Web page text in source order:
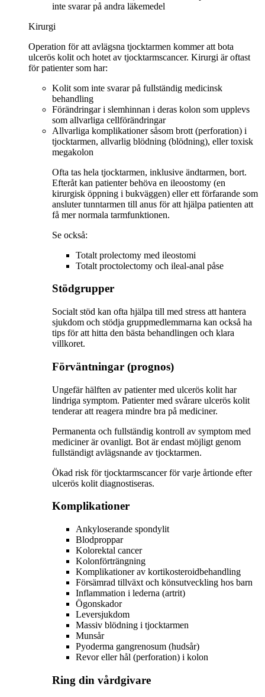
inte svarar på andra läkemedel
Kirurgi
Operation för att avlägsna tjocktarmen kommer att bota
ulcerös kolit och hotet av tjocktarmscancer. Kirurgi är oftast
för patienter som har:
Kolit som inte svarar på fullständig medicinsk
behandling
Förändringar i slemhinnan i deras kolon som upplevs
som allvarliga cellförändringar
Allvarliga komplikationer såsom brott (perforation) i
tjocktarmen, allvarlig blödning (blödning), eller toxisk
megakolon
Ofta tas hela tjocktarmen, inklusive ändtarmen, bort.
Efteråt kan patienter behöva en ileoostomy (en
kirurgisk öppning i bukväggen) eller ett förfarande som
ansluter tunntarmen till anus för att hjälpa patienten att
få mer normala tarmfunktionen.
Se också:
Totalt prolectomy med ileostomi
Totalt proctolectomy och ileal-anal påse
Stödgrupper
Socialt stöd kan ofta hjälpa till med stress att hantera
sjukdom och stödja gruppmedlemmarna kan också ha
tips för att hitta den bästa behandlingen och klara
villkoret.
Förväntningar (prognos)
Ungefär hälften av patienter med ulcerös kolit har
lindriga symptom. Patienter med svårare ulcerös kolit
tenderar att reagera mindre bra på mediciner.
Permanenta och fullständig kontroll av symptom med
mediciner är ovanligt. Bot är endast möjligt genom
fullständigt avlägsnande av tjocktarmen.
Ökad risk för tjocktarmscancer för varje årtionde efter
ulcerös kolit diagnostiseras.
Komplikationer
Ankyloserande spondylit
Blodproppar
Kolorektal cancer
Kolonförträngning
Komplikationer av kortikosteroidbehandling
Försämrad tillväxt och könsutveckling hos barn
Inflammation i lederna (artrit)
Ögonskador
Leversjukdom
Massiv blödning i tjocktarmen
Munsår
Pyoderma gangrenosum (hudsår)
Revor eller hål (perforation) i kolon
Ring din vårdgivare